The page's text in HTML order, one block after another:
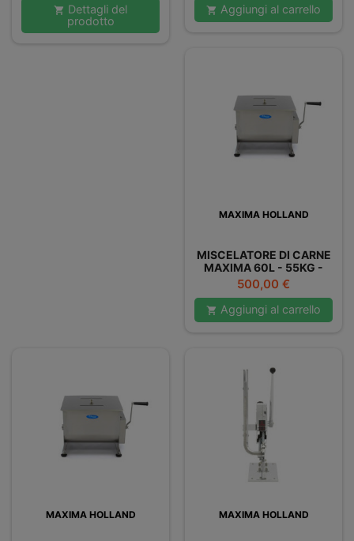
 Dettagli del
prodotto
 Aggiungi al carrello
MAXIMA HOLLAND
MISCELATORE DI CARNE
MAXIMA 60L - 55KG -
DOPPIO
Prezzo
500,00 €
 Aggiungi al carrello
MAXIMA HOLLAND MAXIMA HOLLAND